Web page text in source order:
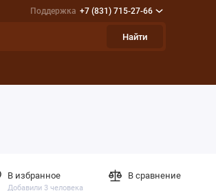
Поддержка +7 (831) 715-27-66
Найти
В избранное
Добавили 3 человека
В сравнение